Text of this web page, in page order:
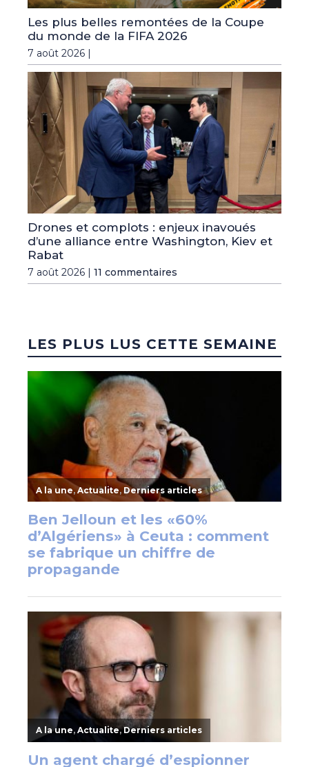
Les plus belles remontées de la Coupe
du monde de la FIFA 2026
7 août 2026 |
Drones et complots : enjeux inavoués
d’une alliance entre Washington, Kiev et
Rabat
7 août 2026 | 11 commentaires
LES PLUS LUS CETTE SEMAINE